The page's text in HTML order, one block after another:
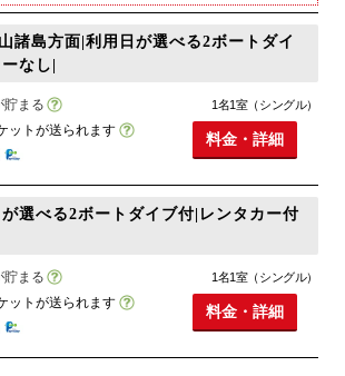
諸島方面|利用日が選べる2ボートダイ
なし|
貯まる
ットが送られます
1名1室（シングル）
料金・詳細
選べる2ボートダイブ付|レンタカー付
貯まる
ットが送られます
1名1室（シングル）
料金・詳細